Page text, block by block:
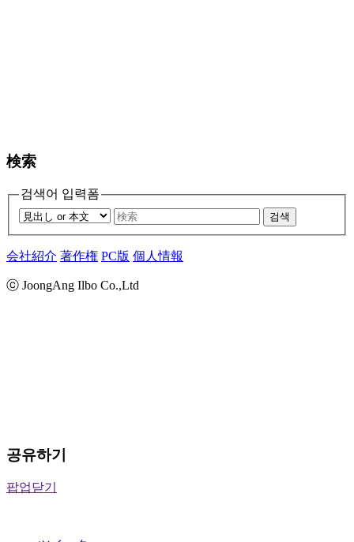
検索
검색어 입력폼
검색
会社紹介 著作権 PC版 個人情報
ⓒ JoongAng Ilbo Co.,Ltd
공유하기
팝업닫기